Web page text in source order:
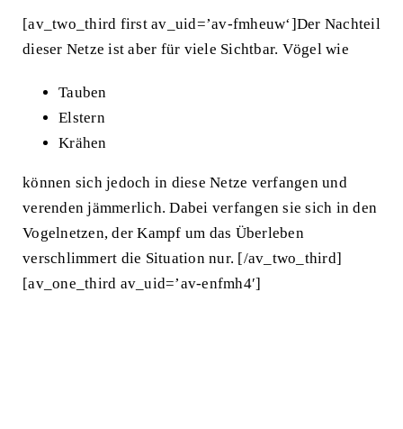
[av_two_third first av_uid=’av-fmheuw‘]Der Nachteil
dieser Netze ist aber für viele Sichtbar. Vögel wie
Tauben
Elstern
Krähen
können sich jedoch in diese Netze verfangen und
verenden jämmerlich. Dabei verfangen sie sich in den
Vogelnetzen, der Kampf um das Überleben
verschlimmert die Situation nur. [/av_two_third]
[av_one_third av_uid=’av-enfmh4′]